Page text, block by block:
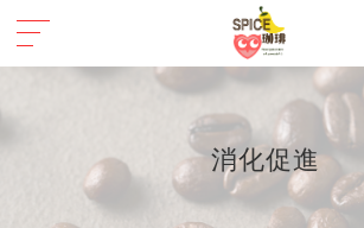
消化促進